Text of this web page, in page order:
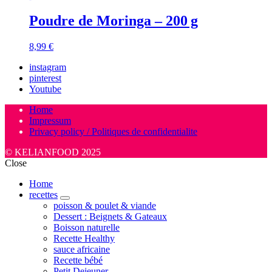
Poudre de Moringa – 200 g
8,99 €
instagram
pinterest
Youtube
Home
Impressum
Privacy policy / Politiques de confidentialite
© KELIANFOOD 2025
Close
Home
recettes
expand
child
menu
poisson & poulet & viande
Dessert : Beignets & Gateaux
Boisson naturelle
Recette Healthy
sauce africaine
Recette bébé